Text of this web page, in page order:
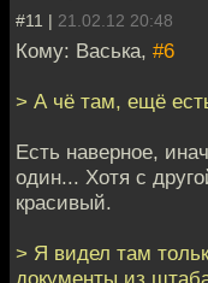
#11 | 21.02.12 20:48
Кому: Васька, #6
> А чё там, ещё
Есть наверное,
один... Хотя с
красивый.
> Я видел там
документы из